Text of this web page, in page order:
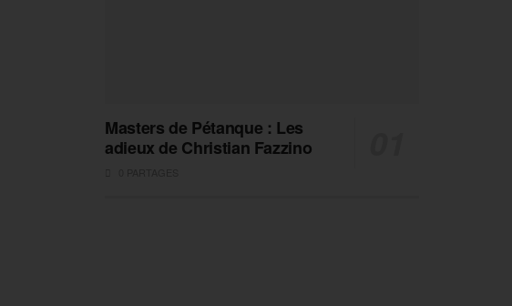
Masters de Pétanque : Les
adieux de Christian Fazzino